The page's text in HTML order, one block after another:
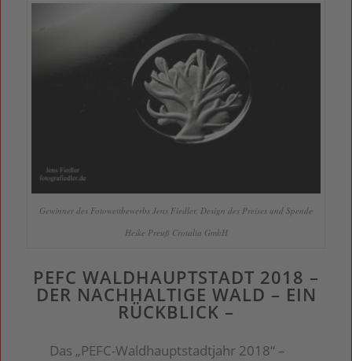
Gewinner des Fotowettbewerbs Jens Fiedler, Design des Preises und Spende
Heike Preuß Crotalia GmbH
PEFC WALDHAUPTSTADT 2018 –
DER NACHHALTIGE WALD – EIN
RÜCKBLICK –
Das „PEFC-Waldhauptstadtjahr 2018“ –